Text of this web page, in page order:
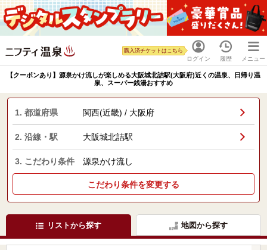
ログイン
購入済チケットはこちら
履歴 メニュー
【クーポンあり】源泉かけ流しが楽しめる大阪城北詰駅(大阪府)近くの温泉、日帰り温
泉、スーパー銭湯おすすめ
1. 都道府県 関西(近畿) / 大阪府
2. 沿線・駅 大阪城北詰駅
3. こだわり条件 源泉かけ流し
こだわり条件を変更する
リストから探す 地図から探す